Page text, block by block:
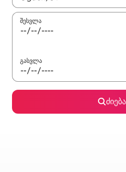
შესვლა
გასვლა
ძიება